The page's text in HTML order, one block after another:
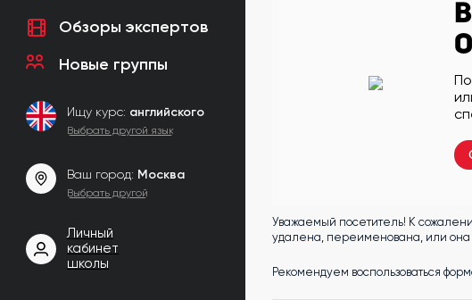
Обзоры экспертов
Новые группы
Ищу курс: английского
Выбрать другой язык
Ваш город: Москва
Выбрать другой
Личный
кабинет
школы
Уважаемый посетитель! К
удалена, переименована, или
Рекомендуем воспользоваться